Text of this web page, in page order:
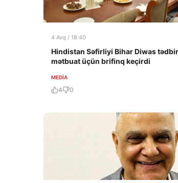
4 Avq / 18:40
Hindistan Səfirliyi Bihar Diwas
mətbuat üçün brifinq keçirdi
MEDİA
4 0